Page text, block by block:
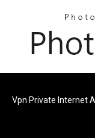
Vpn Private Internet